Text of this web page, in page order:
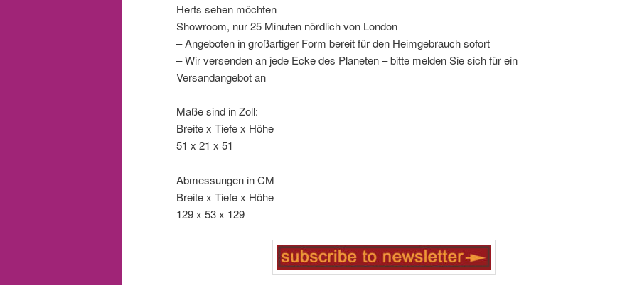
Herts sehen möchten
Showroom, nur 25 Minuten nördlich von London
– Angeboten in großartiger Form bereit für den Heimgebrauch sofort
– Wir versenden an jede Ecke des Planeten – bitte melden Sie sich für ein
Versandangebot an
Maße sind in Zoll:
Breite x Tiefe x Höhe
51 x 21 x 51
Abmessungen in CM
Breite x Tiefe x Höhe
129 x 53 x 129